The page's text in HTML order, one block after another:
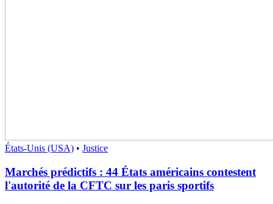
États-Unis (USA) • Justice
Marchés prédictifs : 44 États américains contestent
l'autorité de la CFTC sur les paris sportifs